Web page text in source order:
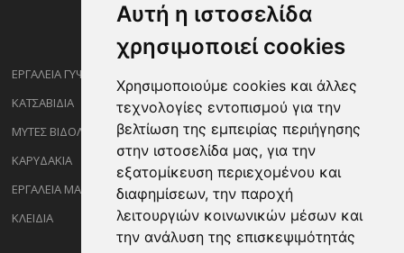
Αυτή η ιστοσελίδα
χρησιμοποιεί cookies
Χρησιμοποιούμε cookies και άλλες
τεχνολογίες εντοπισμού για την
βελτίωση της εμπειρίας περιήγησης
στην ιστοσελίδα μας, για την
εξατομίκευση περιεχομένου και
διαφημίσεων, την παροχή
λειτουργιών κοινωνικών μέσων και
την ανάλυση της επισκεψιμότητάς
ΕΡΓΑΛΕΙΑ ΓΥΨΟΣΑΝΙΔΑΣ
ΚΑΤΣΑΒΙΔΙΑ
ΜΥΤΕΣ ΒΙΔΟΛΟΓΩΝ
ΚΑΡΥΔΑΚΙΑ
ΕΡΓΑΛΕΙΑ ΜΑΡΑΓΓΩΝ
ΚΛΕΙΔΙΑ